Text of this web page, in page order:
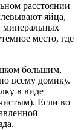
расстоянии
яйца,
минеральных
место, где
большим,
всему домику.
в виде
Если во